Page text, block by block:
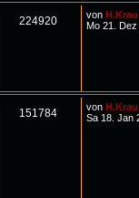
224920 von
Mo 21.
151784 von
Sa 18. Jan